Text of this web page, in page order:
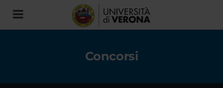
Toggle
navigation
Concorsi